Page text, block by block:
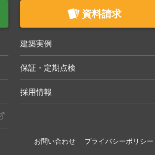
資料請求
建築実例
保証・定期点検
採用情報
お問い合わせ プライバシーポリシー